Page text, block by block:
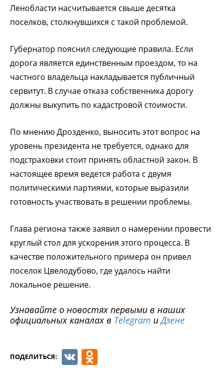
Ленобласти насчитывается свыше десятка
поселков, столкнувшихся с такой проблемой.
Губернатор пояснил следующие правила. Если
дорога является единственным проездом, то на
частного владельца накладывается публичный
сервитут. В случае отказа собственника дорогу
должны выкупить по кадастровой стоимости.
По мнению Дрозденко, выносить этот вопрос на
уровень президента не требуется, однако для
подстраховки стоит принять областной закон. В
настоящее время ведется работа с двумя
политическими партиями, которые выразили
готовность участвовать в решении проблемы.
Глава региона также заявил о намерении провести
круглый стол для ускорения этого процесса. В
качестве положительного примера он привел
поселок Цвелодубово, где удалось найти
локальное решение.
Узнавайте о новостях первыми в наших
официальных каналах в Telegram иДзене
ПОДЕЛИТЬСЯ: VK